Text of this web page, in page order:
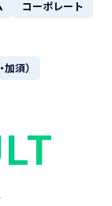
コーポレート
加須）